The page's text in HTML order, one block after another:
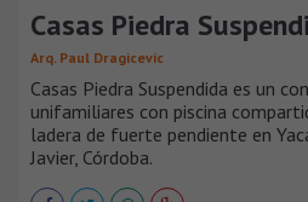
Casas Piedra
Arq. Paul Dragicevic
Casas Piedra Suspendida es un
unifamiliares con piscina
ladera de fuerte pendiente en
Javier, Córdoba.